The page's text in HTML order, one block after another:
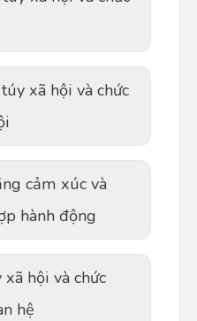
xã hội và chức
cảm xúc và
hành động
hội và chức
hệ